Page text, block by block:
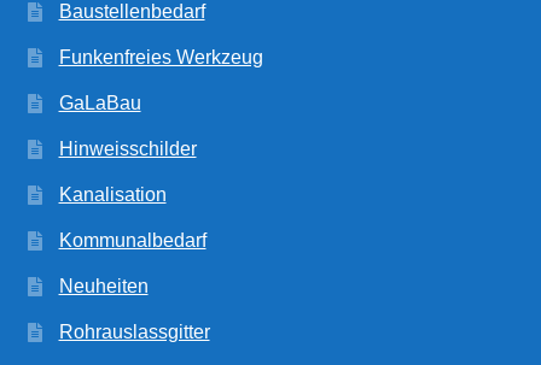
Baustellenbedarf
Funkenfreies Werkzeug
GaLaBau
Hinweisschilder
Kanalisation
Kommunalbedarf
Neuheiten
Rohrauslassgitter